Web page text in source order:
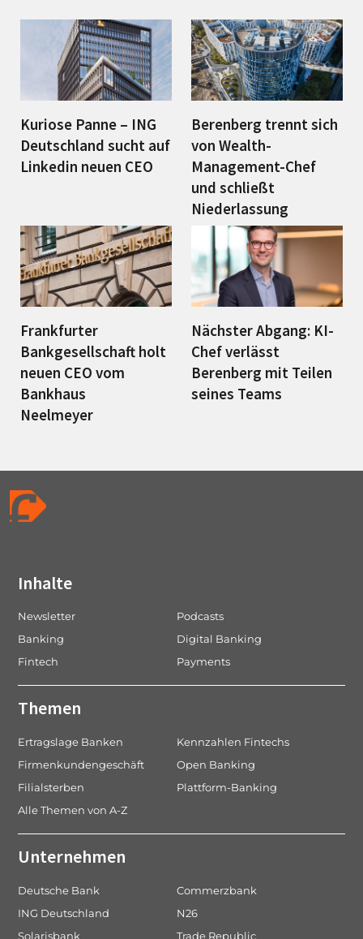
Kuriose Panne – ING
Deutschland sucht auf
Linkedin neuen CEO
Berenberg trennt sich
von Wealth-
Management-Chef
und schließt
Niederlassung
Frankfurter
Bankgesellschaft holt
neuen CEO vom
Bankhaus
Neelmeyer
Nächster Abgang: KI-
Chef verlässt
Berenberg mit Teilen
seines Teams
Inhalte
Newsletter
Podcasts
Banking
Digital Banking
Fintech
Payments
Themen
Ertragslage Banken
Kennzahlen Fintechs
Firmenkundengeschäft
Open Banking
Filialsterben
Plattform-Banking
Alle Themen von A-Z
Unternehmen
Deutsche Bank
Commerzbank
ING Deutschland
N26
Solarisbank
Trade Republic